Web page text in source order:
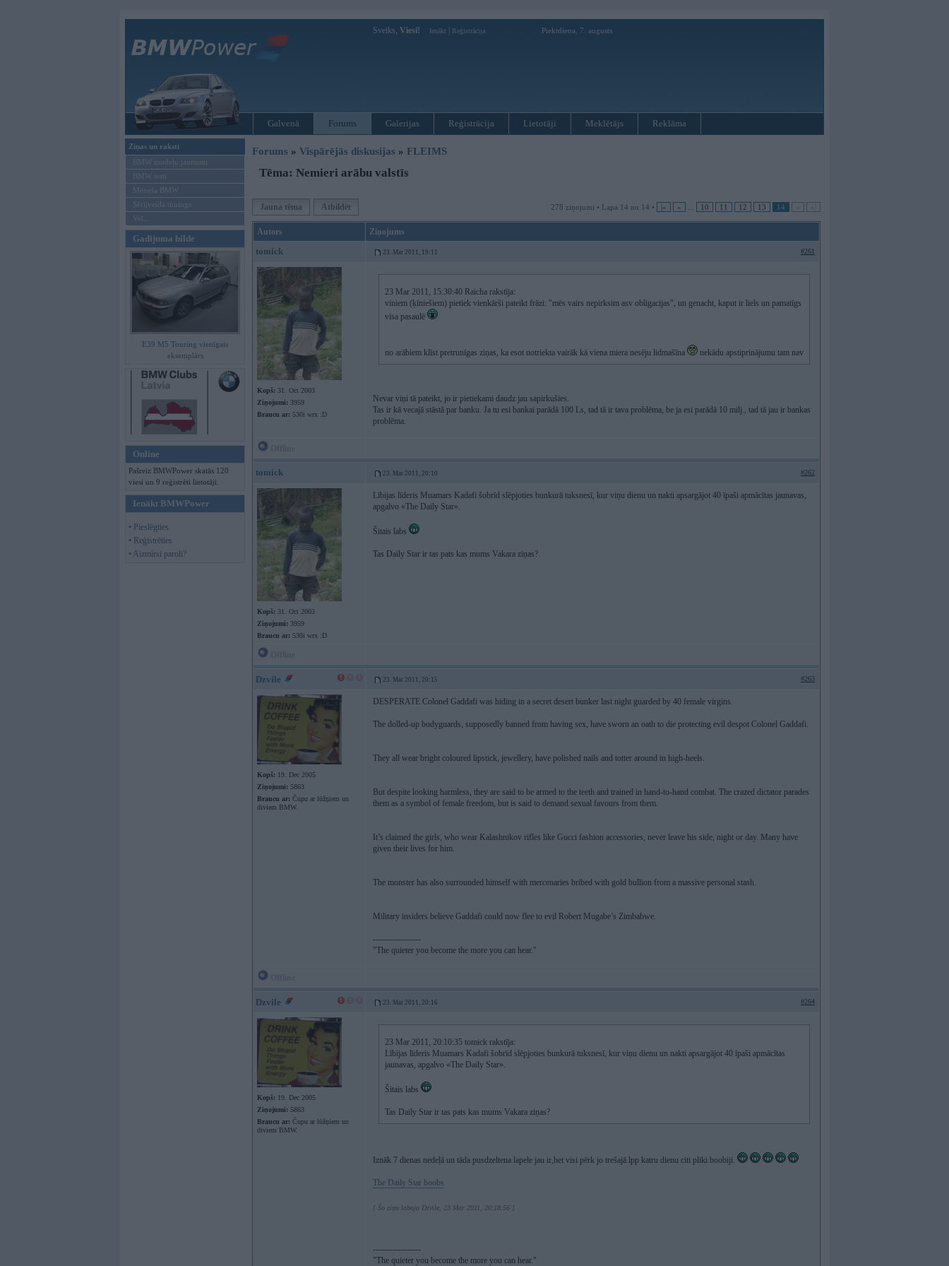
Sveiks, Viesi! Ienākt Reģistrācija Piektdiena, 7. augusts
Galvenā Forums Galerijas Reģistrācija Lietotāji Meklētājs Reklāma
Ziņas un raksti
BMW modeļu jaunumi
BMW testi
Mēneša BMW
Sērijveida tūnings
Vel...
Gadījuma bilde
E39 M5 Touring vienīgais
eksemplārs
Online
Pašreiz BMWPower skatās 120
viesi un 9 reģistrēti lietotāji.
Ienākt BMWPower
• Pieslēgties
• Reģistrēties
• Aizmirsi paroli?
Forums » Vispārējās diskusijas » FLEIMS
Tēma: Nemieri arābu valstīs
Jauna tēma Atbildēt 278 ziņojumi • Lapa 14 no 14 • |« « 10 11 12 13 14
Autors Ziņojums
tomick 23. Mar 2011, 19:11 #261
Kopš: 31. Oct 2003
Ziņojumi: 3959
Braucu ar: 530i wrx :D
23 Mar 2011, 15:30:40 Raicha rakstīja:
viniem (ķīniešiem) pietiek vienkārši pateikt frāzi: "mēs vairs nepirksim asv obligacijas", un genacht, kaput ir liels un pamatīgs
visa pasaulē
no arābiem klīst pretrunīgas ziņas, ka esot notriekta vairāk kā viena miera nesēju lidmašīna nekādu apstiprinājumu tam nav
Nevar viņi tā pateikt, jo ir pietiekami daudz jau sapirkušies.
Tas ir kā vecajā stāstā par banku. Ja tu esi bankai parādā 100 Ls, tad tā ir tava problēma, be ja esi parādā 10 milj., tad tā jau ir bankas
problēma.
tomick 23. Mar 2011, 20:10 #262
Kopš: 31. Oct 2003
Ziņojumi: 3959
Braucu ar: 530i wrx :D
Lībijas līderis Muamars Kadafi šobrīd slēpjoties bunkurā tuksnesī, kur viņu dienu un nakti apsargājot 40 īpaši apmācītas jaunavas,
apgalvo «The Daily Star».
Šitais labs
Tas Daily Star ir tas pats kas mums Vakara ziņas?
Dzvile 23. Mar 2011, 20:15 #263
Kopš: 19. Dec 2005
Ziņojumi: 5863
Braucu ar: Čupu ar lūžņiem un
diviem BMW.
DESPERATE Colonel Gaddafi was hiding in a secret desert bunker last night guarded by 40 female virgins.
The dolled-up bodyguards, supposedly banned from having sex, have sworn an oath to die protecting evil despot Colonel Gaddafi.
They all wear bright coloured lipstick, jewellery, have polished nails and totter around in high-heels.
But despite looking harmless, they are said to be armed to the teeth and trained in hand-to-hand combat. The crazed dictator parades
them as a symbol of female freedom, but is said to demand sexual favours from them.
It’s claimed the girls, who wear Kalashnikov rifles like Gucci fashion accessories, never leave his side, night or day. Many have
given their lives for him.
The monster has also surrounded himself with mercenaries bribed with gold bullion from a massive personal stash.
Military insiders believe Gaddafi could now flee to evil Robert Mugabe’s Zimbabwe.
-----------------
"The quieter you become the more you can hear."
Dzvile 23. Mar 2011, 20:16 #264
Kopš: 19. Dec 2005
Ziņojumi: 5863
Braucu ar: Čupu ar lūžņiem un
diviem BMW.
23 Mar 2011, 20:10:35 tomick rakstīja:
Lībijas līderis Muamars Kadafi šobrīd slēpjoties bunkurā tuksnesī, kur viņu dienu un nakti apsargājot 40 īpaši apmācītas
jaunavas, apgalvo «The Daily Star».
Šitais labs
Tas Daily Star ir tas pats kas mums Vakara ziņas?
Iznāk 7 dienas nedeļā un tāda pusdzeltena lapele jau ir,bet visi pērk jo trešajā lpp katru dienu citi pliki boobiji.
The Daily Star boobs
[ Šo ziņu laboja Dzvile, 23 Mar 2011, 20:18:56 ]
-----------------
"The quieter you become the more you can hear."